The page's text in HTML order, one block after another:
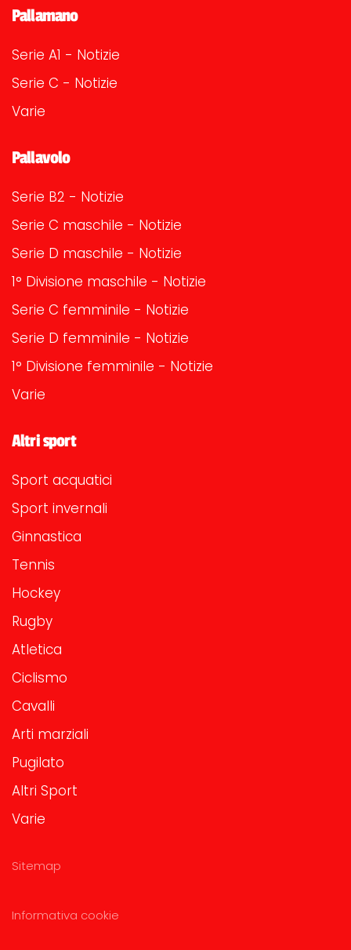
Pallamano
Serie A1 - Notizie
Serie C - Notizie
Varie
Pallavolo
Serie B2 - Notizie
Serie C maschile - Notizie
Serie D maschile - Notizie
1° Divisione maschile - Notizie
Serie C femminile - Notizie
Serie D femminile - Notizie
1° Divisione femminile - Notizie
Varie
Altri sport
Sport acquatici
Sport invernali
Ginnastica
Tennis
Hockey
Rugby
Atletica
Ciclismo
Cavalli
Arti marziali
Pugilato
Altri Sport
Varie
Sitemap
Informativa cookie